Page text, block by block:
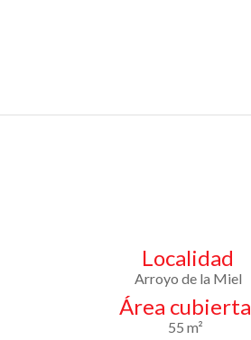
Localidad
Arroyo de la Miel
Área cubierta
55 m²